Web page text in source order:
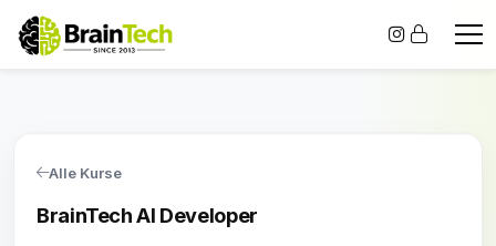
Alle Kurse
BrainTech AI Developer